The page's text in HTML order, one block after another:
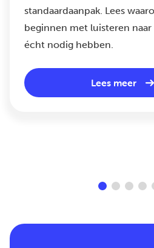
standaardaanpak. Lees
beginnen met luisteren
écht nodig hebben.
Lees meer